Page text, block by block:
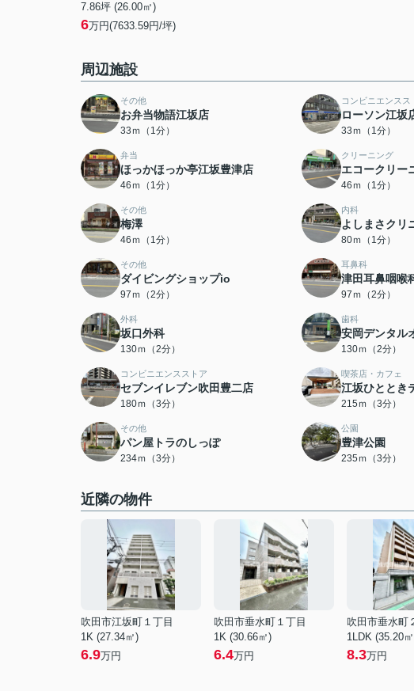
7.86坪 (26.00㎡)
6万円(7633.59円/坪)
周辺施設
その他
お弁当物語江坂店
33ｍ（1分）
コンビニエンスス
ローソン江坂
33ｍ（1分）
弁当
ほっかほっか亭江坂豊津店
46ｍ（1分）
クリーニング
エコークリー
46ｍ（1分）
その他
梅澤
46ｍ（1分）
内科
よしまさクリ
80ｍ（1分）
その他
ダイビングショップio
97ｍ（2分）
耳鼻科
津田耳鼻咽喉
97ｍ（2分）
外科
坂口外科
130ｍ（2分）
歯科
安岡デンタル
130ｍ（2分）
コンビニエンスストア
セブンイレブン吹田豊二店
180ｍ（3分）
喫茶店・カフェ
江坂ひととき
215ｍ（3分）
その他
パン屋トラのしっぽ
234ｍ（3分）
公園
豊津公園
235ｍ（3分）
近隣の物件
吹田市江坂町１丁目
1K (27.34㎡)
6.9万円
吹田市垂水町１丁目
1K (30.66㎡)
6.4万円
吹田市垂水町
1LDK (35.20
8.3万円